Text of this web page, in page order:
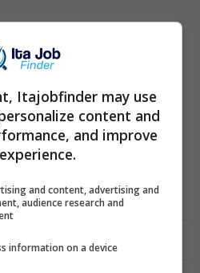
Bizz (networking
in corrispondenze di sesso
e valori
Annuncio
Itajobfinder may use
content and
and improve
and content, advertising and
audience research and
information on a device